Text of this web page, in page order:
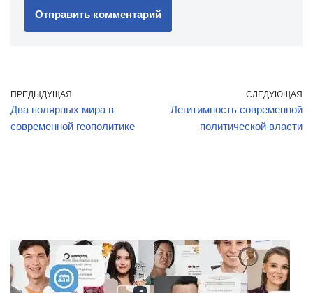
ПРЕДЫДУЩАЯ
Два полярных мира в
современной геополитике
СЛЕДУЮЩАЯ
Легитимность современной
политической власти